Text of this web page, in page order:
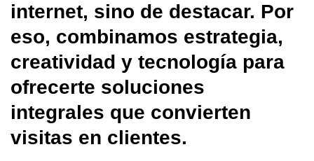
internet, sino de destacar. Por
eso, combinamos estrategia,
creatividad y tecnología para
ofrecerte soluciones
integrales que convierten
visitas en clientes.